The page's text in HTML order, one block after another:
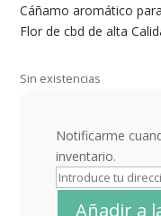
Cáñamo aromático
Flor de cbd de alta
Sin existencias
Notificarme
inventario.